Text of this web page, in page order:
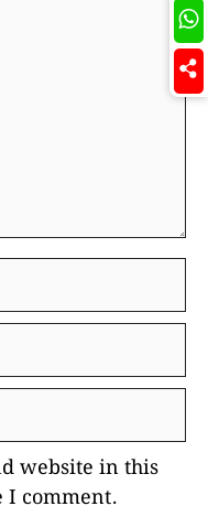
website in this
I comment.